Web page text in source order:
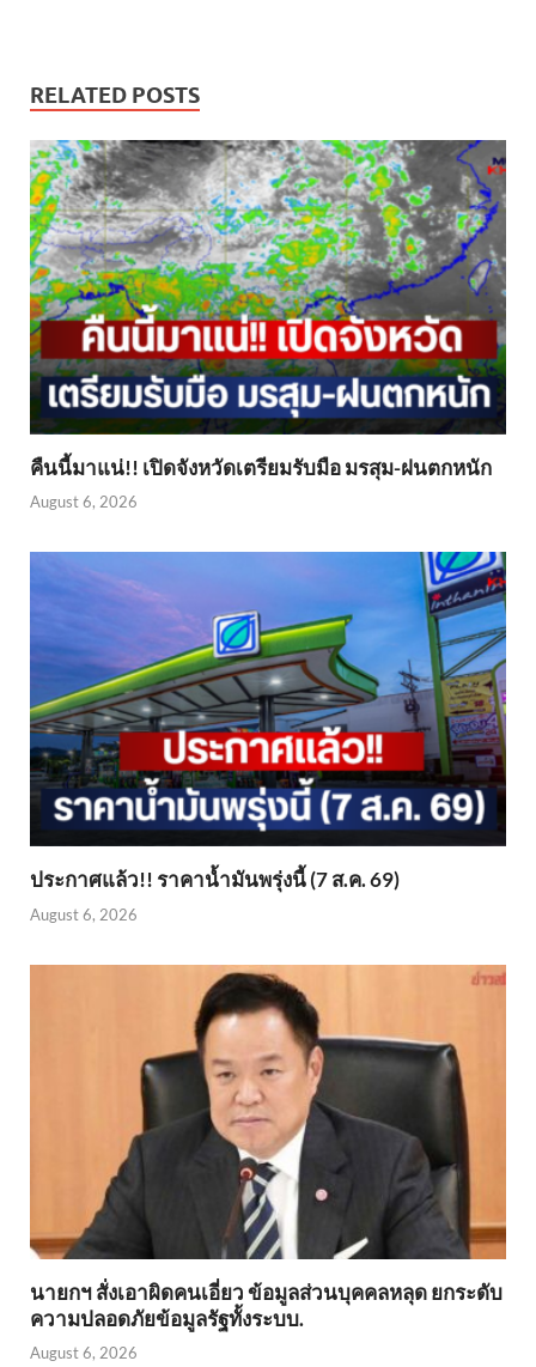
RELATED POSTS
คืนนี้มาแน่!! เปิดจังหวัดเตรียมรับมือ มรสุม-ฝนตกหนัก
August 6, 2026
ประกาศแล้ว!! ราคาน้ำมันพรุ่งนี้ (7 ส.ค. 69)
August 6, 2026
นายกฯ สั่งเอาผิดคนเอี่ยว ข้อมูลส่วนบุคคลหลุด ยกระดับ
ความปลอดภัยข้อมูลรัฐทั้งระบบ.
August 6, 2026